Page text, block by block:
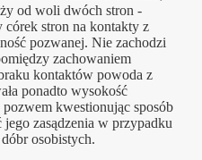
od woli dwóch stron -
stron na kontakty z
pozwanej. Nie zachodzi
zachowaniem
kontaktów powoda z
ponadto wysokość
kwestionując sposób
zasądzenia w przypadku
osobistych.